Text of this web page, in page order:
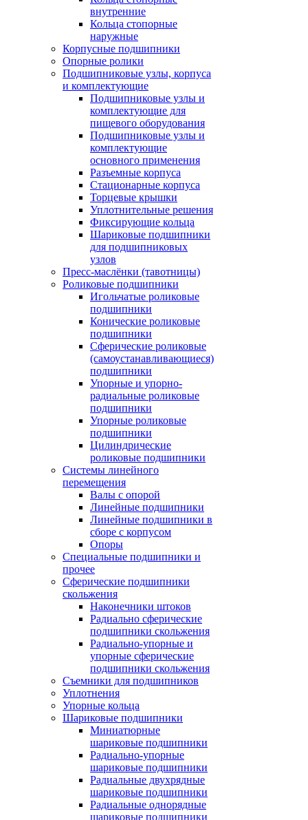
внутренние
Кольца стопорные
наружные
Корпусные подшипники
Опорные ролики
Подшипниковые узлы, корпуса
и комплектующие
Подшипниковые узлы и
комплектующие для
пищевого оборудования
Подшипниковые узлы и
комплектующие
основного применения
Разъемные корпуса
Стационарные корпуса
Торцевые крышки
Уплотнительные решения
Фиксирующие кольца
Шариковые подшипники
для подшипниковых
узлов
Пресс-маслёнки (тавотницы)
Роликовые подшипники
Игольчатые роликовые
подшипники
Конические роликовые
подшипники
Сферические роликовые
(самоустанавливающиеся)
подшипники
Упорные и упорно-
радиальные роликовые
подшипники
Упорные роликовые
подшипники
Цилиндрические
роликовые подшипники
Системы линейного
перемещения
Валы с опорой
Линейные подшипники
Линейные подшипники в
сборе с корпусом
Опоры
Специальные подшипники и
прочее
Сферические подшипники
скольжения
Наконечники штоков
Радиально сферические
подшипники скольжения
Радиально-упорные и
упорные сферические
подшипники скольжения
Съемники для подшипников
Уплотнения
Упорные кольца
Шариковые подшипники
Миниатюрные
шариковые подшипники
Радиально-упорные
шариковые подшипники
Радиальные двухрядные
шариковые подшипники
Радиальные однорядные
шариковые подшипники